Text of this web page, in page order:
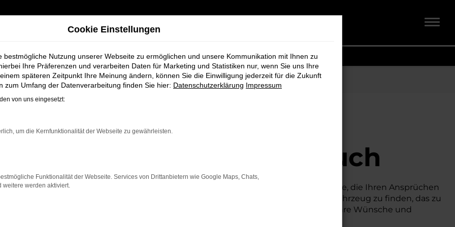
Fahrspaß für jeden Anspruch
bei Schmidt + Koch –
für jeden Anspruch
sondern auch sorgfältig geprüfte Gebrauchtwagen sowie exklusive Modelle, die Ihren Ansprüchen
Fahrfreude – und wir bei Schmidt + Koch machen es Ihnen leicht, genau das Fahrzeug zu finden, das zu
erfahrenes Team begleitet Sie mit einer persönlichen Beratung, die ganz auf Ihre Wünsche und
Cookie Einstellungen
bestmögliche Nutzung unserer Webseite zu ermöglichen und unsere Kommunikation mit Ihnen zu
Ihre Präferenzen und verarbeiten Daten für Marketing und Statistiken nur, wenn Sie uns Ihre
späteren Zeitpunkt Ihre Meinung ändern, können Sie die Einwilligung jederzeit für die Zukunft
zum Umfang der Datenverarbeitung finden Sie hier: Datenschutzerklärung Impressum
von uns eingesetzt:
um die Kernfunktionalität der Webseite zu gewährleisten.
Funktionalität der Webseite. Services von Drittanbietern wie Google Maps, Chats,
weitere werden aktiviert.